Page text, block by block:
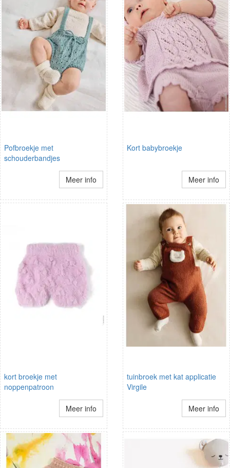
Pofbroekje met
schouderbandjes
Meer info
Kort babybroekje
Meer info
kort broekje met
noppenpatroon
Meer info
tuinbroek met kat applicatie
Virgile
Meer info